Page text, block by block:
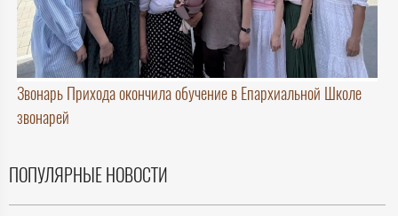
Звонарь Прихода окончила обучение в Епархиальной Школе
звонарей
ПОПУЛЯРНЫЕ НОВОСТИ